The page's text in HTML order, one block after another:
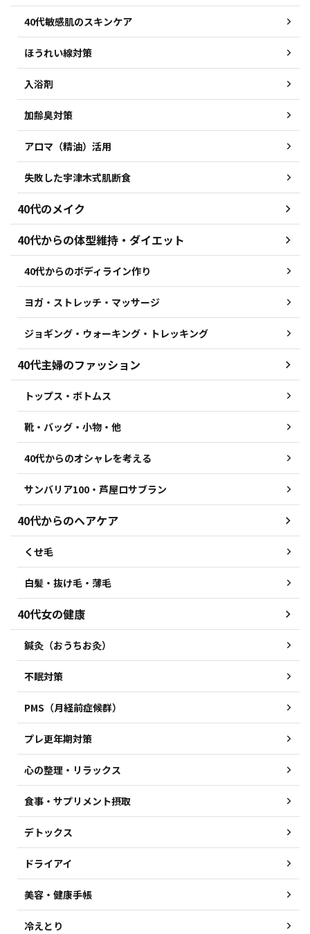
40代敏感肌のスキンケア
ほうれい線対策
入浴剤
加齢臭対策
アロマ（精油）活用
失敗した宇津木式肌断食
40代のメイク
40代からの体型維持・ダイエット
40代からのボディライン作り
ヨガ・ストレッチ・マッサージ
ジョギング・ウォーキング・トレッキング
40代主婦のファッション
トップス・ボトムス
靴・バッグ・小物・他
40代からのオシャレを考える
サンバリア100・芦屋ロサブラン
40代からのヘアケア
くせ毛
白髪・抜け毛・薄毛
40代女の健康
鍼灸（おうちお灸）
不眠対策
PMS（月経前症候群）
プレ更年期対策
心の整理・リラックス
食事・サプリメント摂取
デトックス
ドライアイ
美容・健康手帳
冷えとり